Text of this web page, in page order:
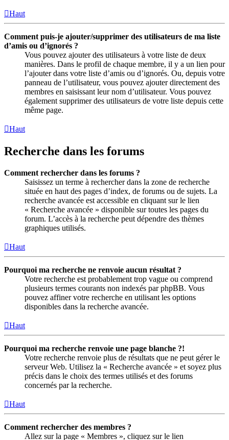
Haut
Comment puis-je ajouter/supprimer des utilisateurs de ma liste
d’amis ou d’ignorés ?
Vous pouvez ajouter des utilisateurs à votre liste de deux
manières. Dans le profil de chaque membre, il y a un lien pour
l’ajouter dans votre liste d’amis ou d’ignorés. Ou, depuis votre
panneau de l’utilisateur, vous pouvez ajouter directement des
membres en saisissant leur nom d’utilisateur. Vous pouvez
également supprimer des utilisateurs de votre liste depuis cette
même page.
Haut
Recherche dans les forums
Comment rechercher dans les forums ?
Saisissez un terme à rechercher dans la zone de recherche
située en haut des pages d’index, de forums ou de sujets. La
recherche avancée est accessible en cliquant sur le lien
« Recherche avancée » disponible sur toutes les pages du
forum. L’accès à la recherche peut dépendre des thèmes
graphiques utilisés.
Haut
Pourquoi ma recherche ne renvoie aucun résultat ?
Votre recherche est probablement trop vague ou comprend
plusieurs termes courants non indexés par phpBB. Vous
pouvez affiner votre recherche en utilisant les options
disponibles dans la recherche avancée.
Haut
Pourquoi ma recherche renvoie une page blanche ?!
Votre recherche renvoie plus de résultats que ne peut gérer le
serveur Web. Utilisez la « Recherche avancée » et soyez plus
précis dans le choix des termes utilisés et des forums
concernés par la recherche.
Haut
Comment rechercher des membres ?
Allez sur la page « Membres », cliquez sur le lien